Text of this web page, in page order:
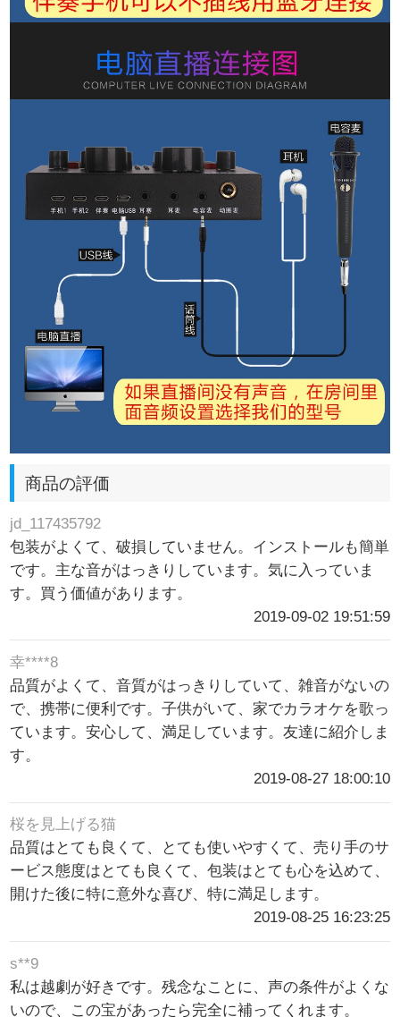
商品の評価
jd_117435792
包装がよくて、破損していません。インストールも簡単
です。主な音がはっきりしています。気に入っていま
す。買う価値があります。
2019-09-02 19:51:59
幸****8
品質がよくて、音質がはっきりしていて、雑音がないの
で、携帯に便利です。子供がいて、家でカラオケを歌っ
ています。安心して、満足しています。友達に紹介しま
す。
2019-08-27 18:00:10
桜を見上げる猫
品質はとても良くて、とても使いやすくて、売り手のサ
ービス態度はとても良くて、包装はとても心を込めて、
開けた後に特に意外な喜び、特に満足します。
2019-08-25 16:23:25
s**9
私は越劇が好きです。残念なことに、声の条件がよくな
いので、この宝があったら完全に補ってくれます。